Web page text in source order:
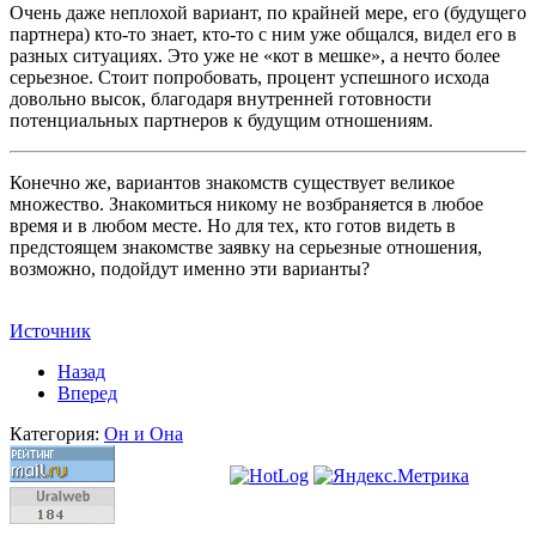
Очень даже неплохой вариант, по крайней мере, его (будущего
партнера) кто-то знает, кто-то с ним уже общался, видел его в
разных ситуациях. Это уже не «кот в мешке», а нечто более
серьезное. Стоит попробовать, процент успешного исхода
довольно высок, благодаря внутренней готовности
потенциальных партнеров к будущим отношениям.
Конечно же, вариантов знакомств существует великое
множество. Знакомиться никому не возбраняется в любое
время и в любом месте. Но для тех, кто готов видеть в
предстоящем знакомстве заявку на серьезные отношения,
возможно, подойдут именно эти варианты?
Источник
Назад
Вперед
Категория: Он и Она